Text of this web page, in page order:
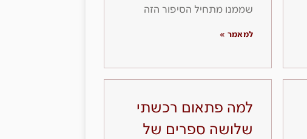
שממנו מתחיל הסיפור הזה
למאמר »
למה פתאום רכשתי
שלושה ספרים של